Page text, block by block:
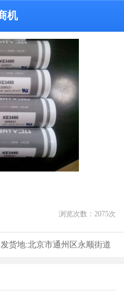
机
浏览次数： 2075次
发货地:北京市通州区永顺街道